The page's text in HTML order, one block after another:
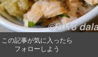
この記事が気に入ったら
フォローしよう